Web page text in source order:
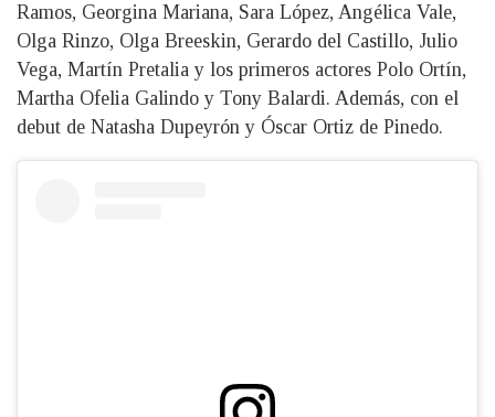
Ramos, Georgina Mariana, Sara López, Angélica Vale,
Olga Rinzo, Olga Breeskin, Gerardo del Castillo, Julio
Vega, Martín Pretalia y los primeros actores Polo Ortín,
Martha Ofelia Galindo y Tony Balardi. Además, con el
debut de Natasha Dupeyrón y Óscar Ortiz de Pinedo.